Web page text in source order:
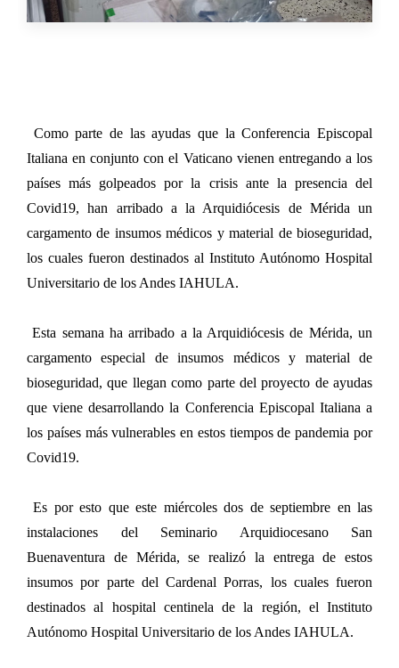
Como parte de las ayudas que la Conferencia Episcopal
Italiana en conjunto con el Vaticano vienen entregando a los
países más golpeados por la crisis ante la presencia del
Covid19, han arribado a la Arquidiócesis de Mérida un
cargamento de insumos médicos y material de bioseguridad,
los cuales fueron destinados al Instituto Autónomo Hospital
Universitario de los Andes IAHULA.
Esta semana ha arribado a la Arquidiócesis de Mérida, un
cargamento especial de insumos médicos y material de
bioseguridad, que llegan como parte del proyecto de ayudas
que viene desarrollando la Conferencia Episcopal Italiana a
los países más vulnerables en estos tiempos de pandemia por
Covid19.
Es por esto que este miércoles dos de septiembre en las
instalaciones del Seminario Arquidiocesano San
Buenaventura de Mérida, se realizó la entrega de estos
insumos por parte del Cardenal Porras, los cuales fueron
destinados al hospital centinela de la región, el Instituto
Autónomo Hospital Universitario de los Andes IAHULA.